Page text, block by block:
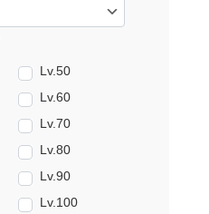
Lv.50
Lv.60
Lv.70
Lv.80
Lv.90
Lv.100